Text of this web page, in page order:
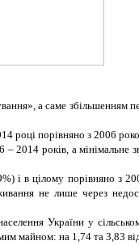
а саме збільшенням
році порівняно з 2006
2014 років, а мінімальне
і в цілому порівняно з
не лише через
України у
майном: на 1,74 та 3,83